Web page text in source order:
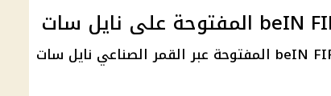
يمكن استقبال قناة beIN FIFA World Cup المفتوحة عبر القمر الصناعي نايل سات